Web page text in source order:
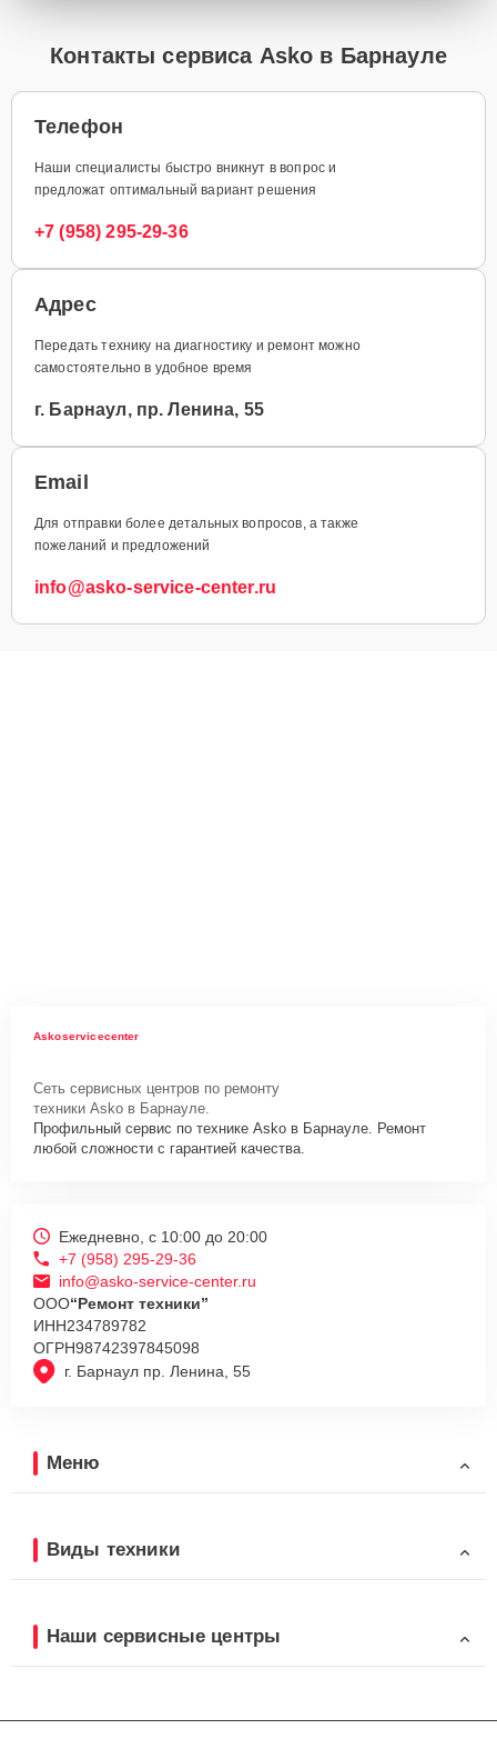
Контакты сервиса Asko в Барнауле
Телефон
Наши специалисты быстро вникнут в вопрос и
предложат оптимальный вариант решения
+7 (958) 295-29-36
Адрес
Передать технику на диагностику и ремонт можно
самостоятельно в удобное время
г. Барнаул, пр. Ленина, 55
Email
Для отправки более детальных вопросов, а также
пожеланий и предложений
info@asko-service-center.ru
Askoservicecenter
Сеть сервисных центров по ремонту
техники Asko в Барнауле.
Профильный сервис по технике Asko в Барнауле. Ремонт
любой сложности с гарантией качества.
г. Барнаул пр. Ленина, 55
Ежедневно, с 10:00 до 20:00
+7 (958) 295-29-36
info@asko-service-center.ru
ООО“Ремонт техники”
ИНН234789782
ОГРН98742397845098
Меню
Виды техники
Наши сервисные центры